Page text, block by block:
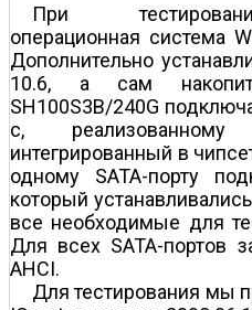
При
операционная система
Дополнительно
10.6, а сам
SH100S3B/240G
с,
интегрированный в
одному SATA-порту
который
все необходимые для
Для всех SATA-портов
AHCI.
Для тестирования мы